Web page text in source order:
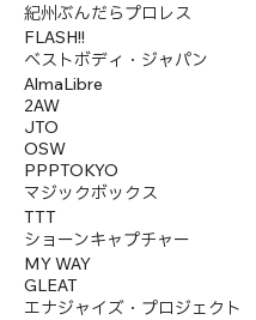
紀州ぶんだらプロレス
FLASH!!
ベストボディ・ジャパン
AlmaLibre
2AW
JTO
OSW
PPPTOKYO
マジックボックス
TTT
ショーンキャプチャー
MY WAY
GLEAT
エナジャイズ・プロジェクト